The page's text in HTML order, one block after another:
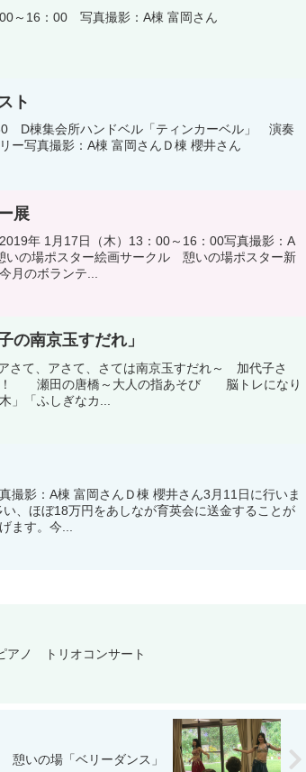
～16：00 写真撮影：A棟 富岡さん
ト
D棟集会所ハンドベル「ティンカーベル」 演奏
写真撮影：A棟 富岡さんＤ棟 櫻井さん
展
年 1月17日（木）13：00～16：00写真撮影：A
の場ポスター絵画サークル 憩いの場ポスター新
のボランテ...
南京玉すだれ」
て、アさて、さては南京玉すだれ～ 加代子さ
！ 瀬田の唐橋～大人の指あそび 脳トレになり
「ふしぎなカ...
撮影：A棟 富岡さんＤ棟 櫻井さん3月11日に行いま
、ほぼ18万円をあしなが育英会に送金することが
ます。今...
ノ トリオコンサート
いの場「ベリーダンス」